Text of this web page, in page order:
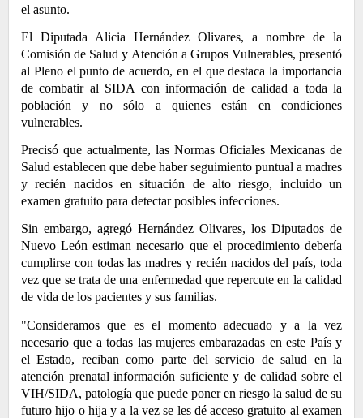
el asunto.
El Diputada Alicia Hernández Olivares, a nombre de la
Comisión de Salud y Atención a Grupos Vulnerables, presentó
al Pleno el punto de acuerdo, en el que destaca la importancia
de combatir al SIDA con información de calidad a toda la
población y no sólo a quienes están en condiciones
vulnerables.
Precisó que actualmente, las Normas Oficiales Mexicanas de
Salud establecen que debe haber seguimiento puntual a madres
y recién nacidos en situación de alto riesgo, incluido un
examen gratuito para detectar posibles infecciones.
Sin embargo, agregó Hernández Olivares, los Diputados de
Nuevo León estiman necesario que el procedimiento debería
cumplirse con todas las madres y recién nacidos del país, toda
vez que se trata de una enfermedad que repercute en la calidad
de vida de los pacientes y sus familias.
"Consideramos que es el momento adecuado y a la vez
necesario que a todas las mujeres embarazadas en este País y
el Estado, reciban como parte del servicio de salud en la
atención prenatal información suficiente y de calidad sobre el
VIH/SIDA, patología que puede poner en riesgo la salud de su
futuro hijo o hija y a la vez se les dé acceso gratuito al examen